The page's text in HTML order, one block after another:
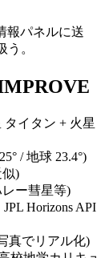
報パネルに送
う。
タイタン + 火星
/ 地球 23.4°)
)
レー彗星等)
Horizons API
真でリアル化)